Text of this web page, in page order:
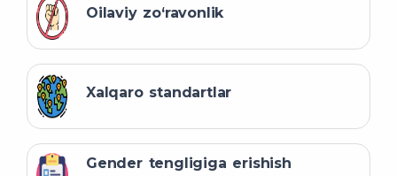
Oilaviy zo‘ravonlik
Xalqaro standartlar
Gender tengligiga erishish